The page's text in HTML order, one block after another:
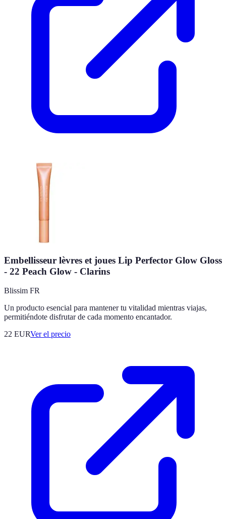
Embellisseur lèvres et joues Lip Perfector Glow Gloss
- 22 Peach Glow - Clarins
Blissim FR
Un producto esencial para mantener tu vitalidad mientras viajas,
permitiéndote disfrutar de cada momento encantador.
22 EURVer el precio